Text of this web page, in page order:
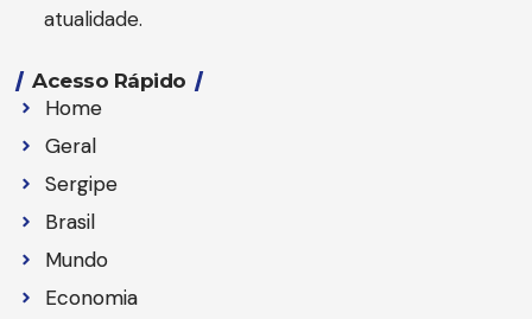
atualidade.
Acesso Rápido
Home
Geral
Sergipe
Brasil
Mundo
Economia